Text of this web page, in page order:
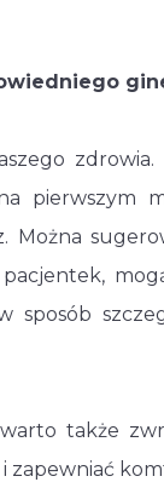
zdrowia.
pierwszym
Można
sposób
także